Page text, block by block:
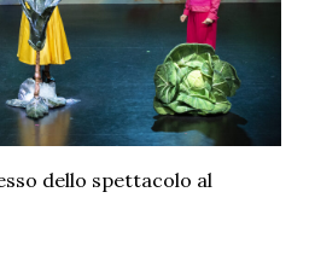
dello spettacolo al